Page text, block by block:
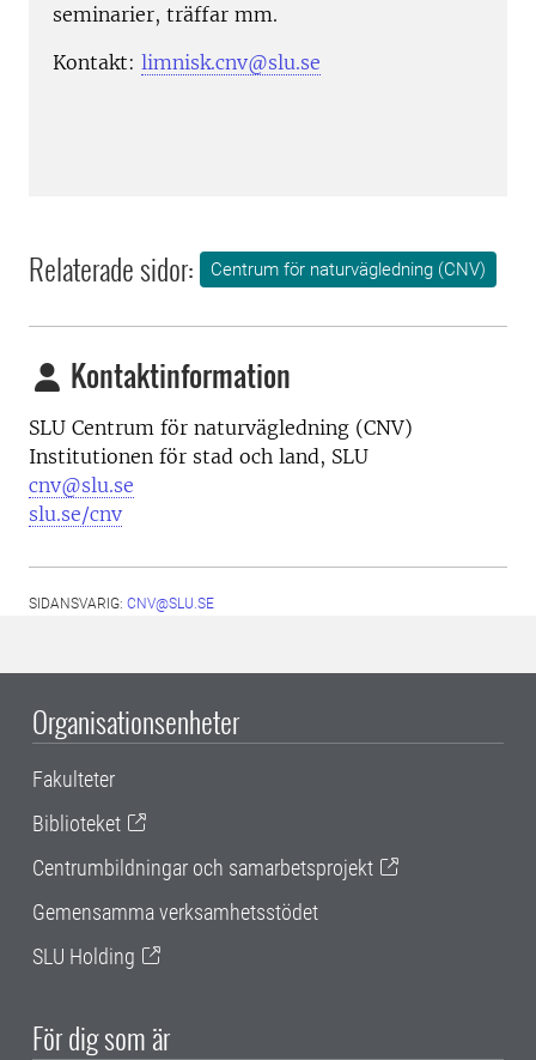
seminarier, träffar mm.
Kontakt: limnisk.cnv@slu.se
Relaterade sidor: Centrum för naturvägledning (CNV)
Kontaktinformation
SLU Centrum för naturvägledning (CNV)
Institutionen för stad och land, SLU
cnv@slu.se
slu.se/cnv
SIDANSVARIG: CNV@SLU.SE
Organisationsenheter
Fakulteter
Biblioteket
Centrumbildningar och samarbetsprojekt
Gemensamma verksamhetsstödet
SLU Holding
För dig som är